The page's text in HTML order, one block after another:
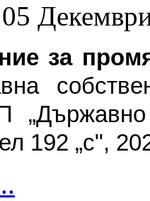
за
„Държавно
192 „с",